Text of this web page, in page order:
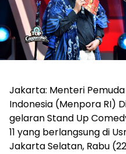
Jakarta: Menteri
Indonesia (Menpora RI)
gelaran Stand Up
11 yang berlangsung di
Jakarta Selatan, Rabu